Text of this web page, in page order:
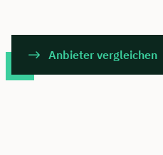
Anbieter vergleichen